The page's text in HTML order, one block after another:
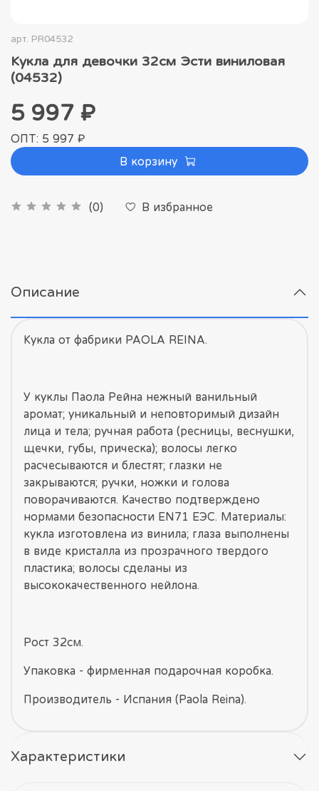
арт. PR04532
Кукла для девочки 32см Эсти виниловая
(04532)
(0) В избранное
5 997 ₽
ОПТ: 5 997 ₽
В корзину
Описание
Кукла от фабрики PAOLA REINA.
У куклы Паола Рейна нежный ванильный
аромат; уникальный и неповторимый дизайн
лица и тела; ручная работа (ресницы, веснушки,
щечки, губы, прическа); волосы легко
расчесываются и блестят; глазки не
закрываются; ручки, ножки и голова
поворачиваются. Качество подтверждено
нормами безопасности EN71 ЕЭС. Материалы:
кукла изготовлена из винила; глаза выполнены
в виде кристалла из прозрачного твердого
пластика; волосы сделаны из
высококачественного нейлона.
Рост 32см.
Упаковка - фирменная подарочная коробка.
Производитель - Испания (Paola Reina).
Характеристики